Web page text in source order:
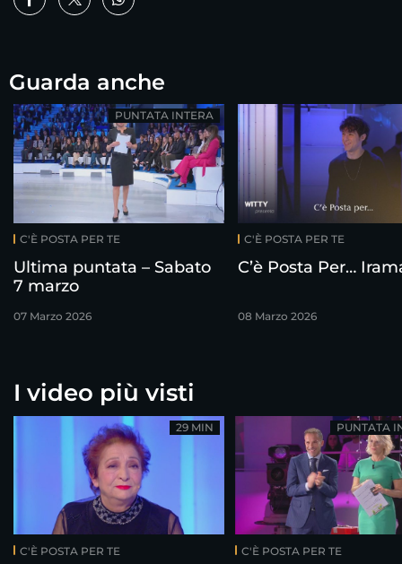
Guarda anche
C'È POSTA PER TE
Ultima puntata – Sabato
7 marzo
07 Marzo 2026
PUNTATA INTERA
C'È POSTA PER TE
C’è Posta Per…
08 Marzo 2026
I video più visti
C'È POSTA PER TE
29 MIN
C'È POSTA PER TE
PUNTATA